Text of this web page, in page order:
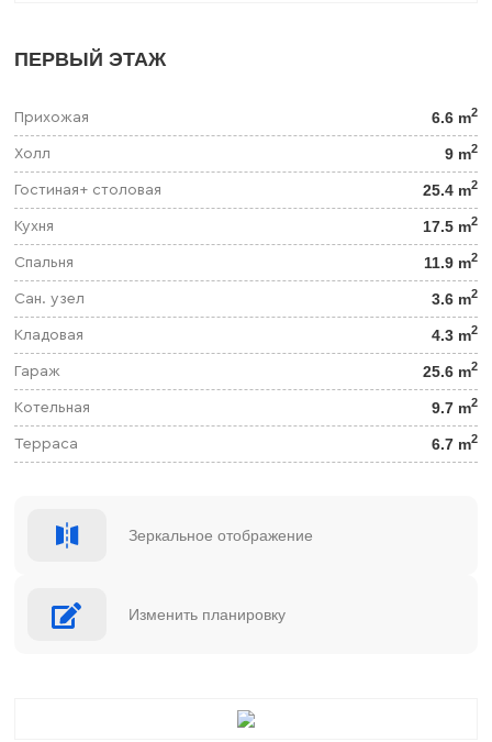
ПЕРВЫЙ ЭТАЖ
Прихожая 6.6 m2
Холл 9 m2
Гостиная+ столовая 25.4 m2
Кухня 17.5 m2
Спальня 11.9 m2
Сан. узел 3.6 m2
Кладовая 4.3 m2
Гараж 25.6 m2
Котельная 9.7 m2
Терраса 6.7 m2
Зеркальное отображение
Изменить планировку